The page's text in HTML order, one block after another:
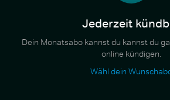
Jederzeit
Dein Monatsabo kannst du kannst du
online kündigen.
Wähl dein